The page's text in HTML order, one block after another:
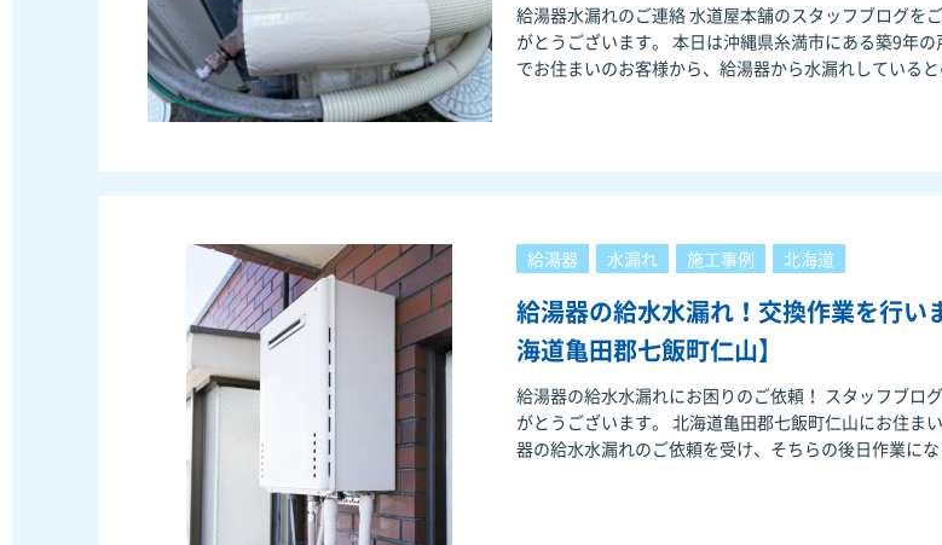
給湯器水漏れのご連絡 水道屋本舗のスタッフブログを
がとうございます。 本日は沖縄県糸満市にある築9年の戸建てに3人世帯
でお住まいのお客様から、給湯器から水漏れしている
給湯器 水漏れ 施工事例 北海道
給湯器の給水水漏れ！交換作業を行い
海道亀田郡七飯町仁山】
給湯器の給水水漏れにお困りのご依頼！ スタッフブロ
がとうございます。 北海道亀田郡七飯町仁山にお住まいのお客様より給湯
器の給水水漏れのご依頼を受け、そちらの後日作業になります。